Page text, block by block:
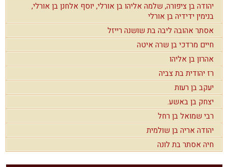
יהודה בן ציפורה, שלמה אליהו בן אורלי, יוסף אלחנן בן אורלי,
בנימין ידידיה בן אורלי
אסתר אהובה ליבה בת שושנה רייזל
חיים מרדכי בן שרה איטה
אהרון בן אליהו
רז יהודית בת צביה
יעקב בן רעות
יצחק בן באשע.
רבי שמואל בן רחל
יהודה אריה בן שולמית
חיה אסתר בת לונה